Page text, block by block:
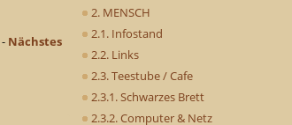
2. MENSCH
2.1. Infostand
2.2. Links
2.3. Teestube / Cafe
2.3.1. Schwarzes Brett
2.3.2. Computer & Netz
- Nächstes